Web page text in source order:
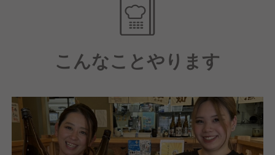
スタッフの感覚も大事にしてすべて決めています。
アルバイトの女子高生の意見を反映させ1年間で
70店舗まで広がったブランドも実際に存在します。
最終決裁は本部が行いますが、基本NOは言いませ
現場を一番知るスタッフのアイデアこそ重要だから。
どうすれば実際に形になるか、一緒に考え
店舗経営の楽しさも難しさも常に体感しながら
実体験として学べる環境が当社にはあります。
こんなことやります